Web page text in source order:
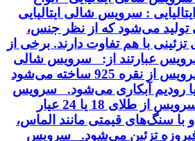
: سرویس شالی ایتالیایی
تولید می‌شود که از نظر جنس،
با هم تفاوت دارند. برخی از
سرویس عبارتند از: سرویس شالی
نقره: این نوع سرویس از نقره 925 ساخته می‌شود
رودیم آبکاری می‌شود. سرویس
شالی طلا: این سرویس از طلای 18 یا 24 عیار
سنگ‌های قیمتی مانند الماس،
فیروزه تزئین می‌شود. سرویس